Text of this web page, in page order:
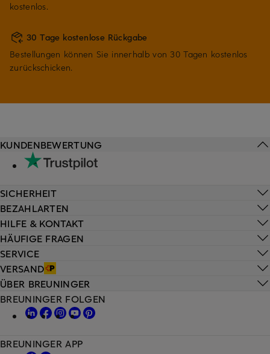
kostenlos.
30 Tage kostenlose Rückgabe
Bestellungen können Sie innerhalb von 30 Tagen kostenlos
zurückschicken.
HILFE & KONTAKT
HÄUFIGE FRAGEN
SERVICE
VERSAND
KUNDENBEWERTUNG
SICHERHEIT
BEZAHLARTEN
ÜBER BREUNINGER
BREUNINGER FOLGEN
BREUNINGER APP